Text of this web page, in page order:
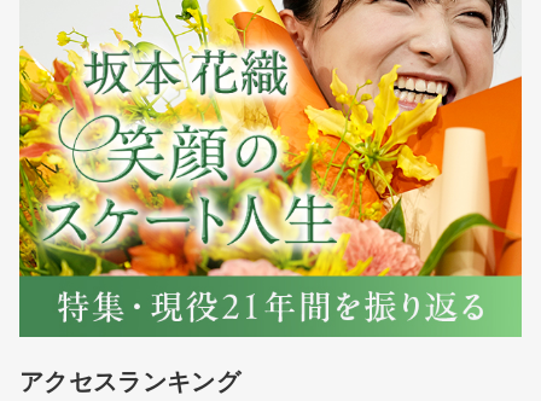
アクセスランキング